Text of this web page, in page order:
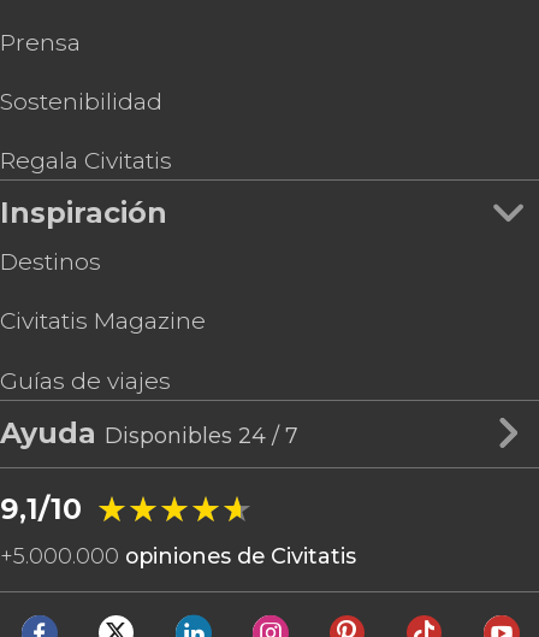
Prensa
Sostenibilidad
Regala Civitatis
Inspiración
Destinos
Civitatis Magazine
Guías de viajes
Ayuda Disponibles 24 / 7
9,1/10 ★★★★★
★★★★★
+5.000.000 opiniones de Civitatis